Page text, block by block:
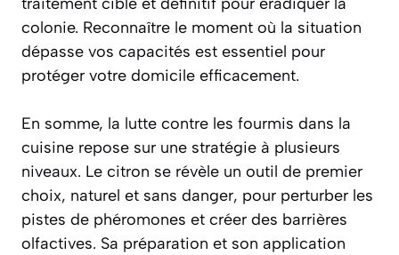
colonie. Reconnaître le moment où la situation
dépasse vos capacités est essentiel pour
protéger votre domicile efficacement.
En somme, la lutte contre les fourmis dans la
cuisine repose sur une stratégie à plusieurs
niveaux. Le citron se révèle un outil de premier
choix, naturel et sans danger, pour perturber les
pistes de phéromones et créer des barrières
olfactives. Sa préparation et son application